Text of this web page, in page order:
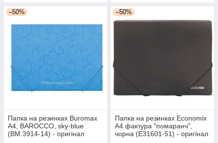
–50%
Папка на резинках Buromax
А4, BAROCCO, sky-blue
(BM.3914-14) - оригінал
–50%
Папка на резинках Economix
А4 фактура "помаранч",
чорна (E31601-51) - оригінал